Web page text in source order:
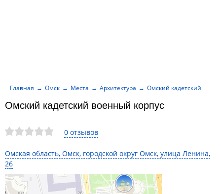
0 отзывов
Омская область, Омск, городской округ Омск, улица Ленина,
26
Омский кадетский военный корпус
Главная Омск Места Архитектура Омский кадетский